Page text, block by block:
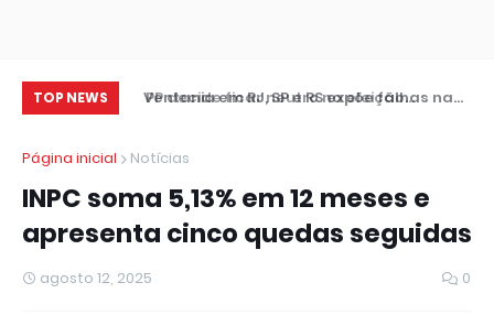
TOP NEWS
PP decide ficar neutro na eleição
Ventania em RJ, SP e RS expõe falhas na
Página inicial
Notícias
INPC soma 5,13% em 12 meses e
apresenta cinco quedas seguidas
agosto 12, 2025 0